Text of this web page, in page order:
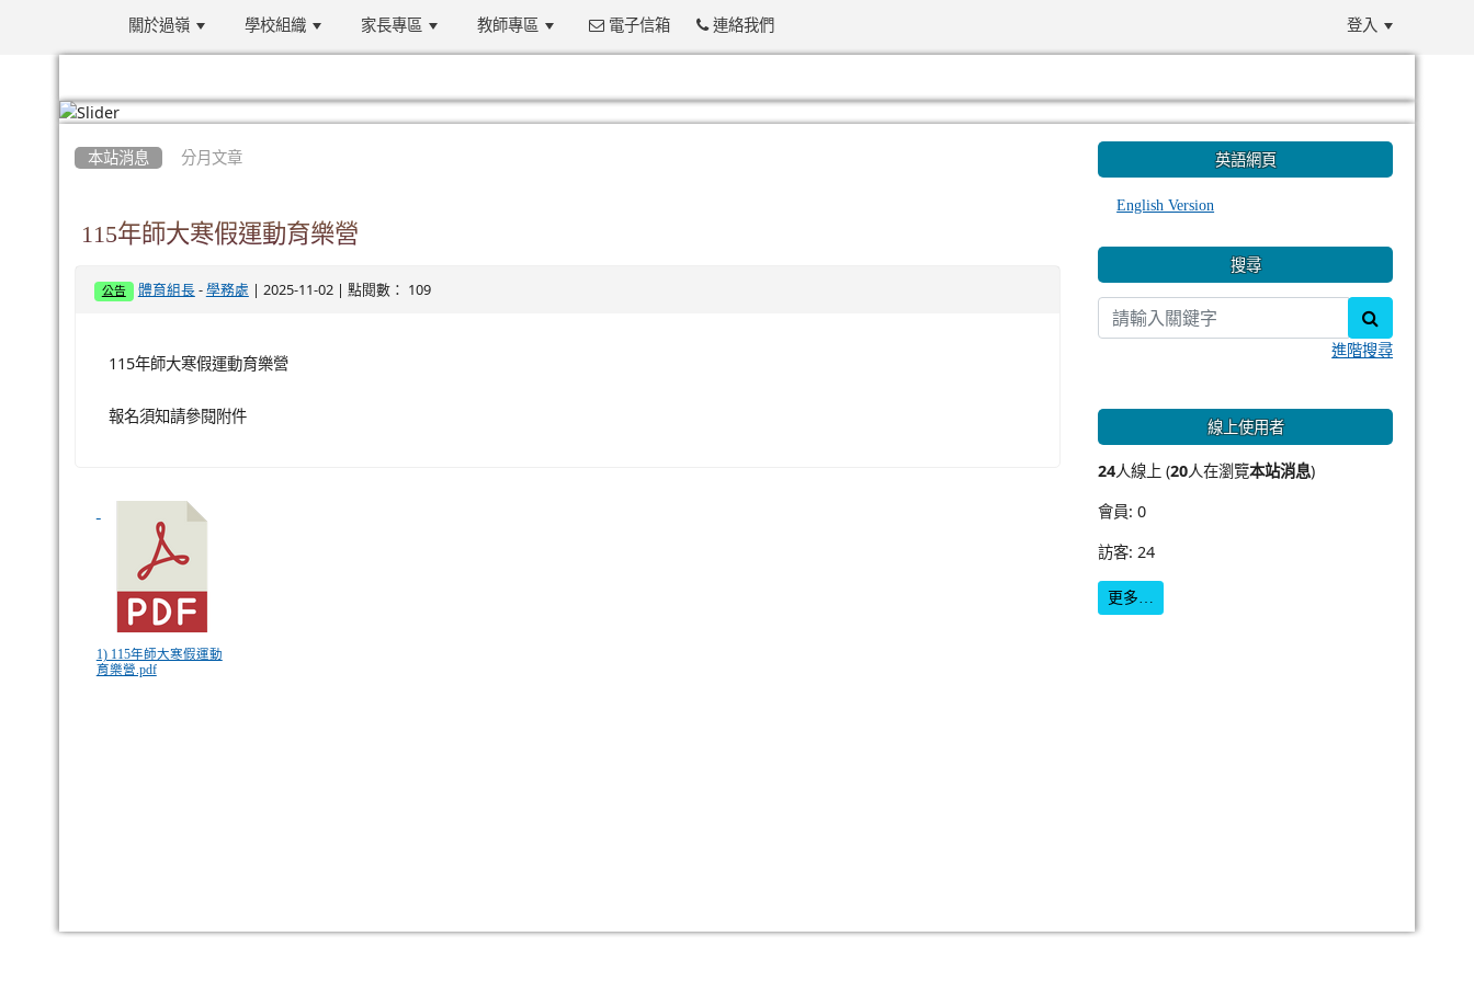
關於過嶺 學校組織 家長專區 教師專區 電子信箱 連絡我們 登入
本站消息 分月文章
115年師大寒假運動育樂營
公告 體育組長- 學務處 | 2025-11-02 | 點閱數： 109
115年師大寒假運動育樂營
報名須知請參閱附件
1) 115年師大寒假運動
育樂營.pdf
英語網頁
English Version
搜尋
進階搜尋
線上使用者
24人線上 (20人在瀏覽本站消息)
會員: 0
訪客: 24
更多…